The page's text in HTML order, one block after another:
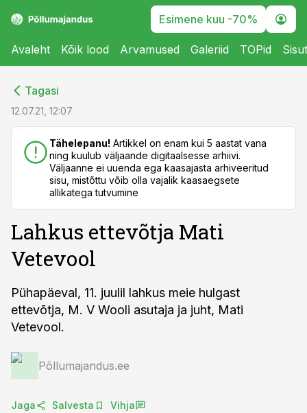
Esimene kuu -70%
Avaleht Kõik lood Arvamused Galeriid TOPid
Tagasi
12.07.21, 12:07
Tähelepanu! Artikkel on enam kui 5 aastat vana
ning kuulub väljaande digitaalsesse arhiivi.
Väljaanne ei uuenda ega kaasajasta arhiveeritud
sisu, mistõttu võib olla vajalik kaasaegsete
allikatega tutvumine
Lahkus ettevõtja Mati
Vetevool
Pühapäeval, 11. juulil lahkus meie hulgast
ettevõtja, M. V Wooli asutaja ja juht, Mati
Vetevool.
Põllumajandus.ee
Jaga Salvesta Vihja